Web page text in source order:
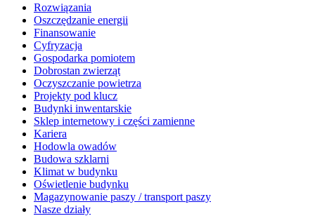
Rozwiązania
​Oszczędzanie energii
Finansowanie
Cyfryzacja
Gospodarka pomiotem
Dobrostan zwierząt
Oczyszczanie powietrza
Projekty pod klucz
Budynki inwentarskie
Sklep internetowy i części zamienne
Kariera
Hodowla owadów
Budowa szklarni
Klimat w budynku
Oświetlenie budynku
Magazynowanie paszy / transport paszy
Nasze działy